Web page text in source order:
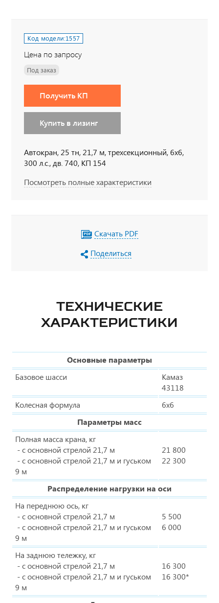
Код модели:1557
Цена по запросу
Под заказ
Получить КП
Купить в лизинг
Автокран, 25 тн, 21,7 м, трехсекционный, 6х6,
300 л.с., дв. 740, КП 154
Посмотреть полные характеристики
Скачать PDF
Поделиться
ТЕХНИЧЕСКИЕ
ХАРАКТЕРИСТИКИ
Основные параметры
Базовое шасси
Камаз
43118
Колесная формула
6х6
Параметры масс
Полная масса крана, кг
- с основной стрелой 21,7 м
- с основной стрелой 21,7 м и гуськом
9 м
21 800
22 300
Распределение нагрузки на оси
На переднюю ось, кг
- с основной стрелой 21,7 м
- с основной стрелой 21,7 м и гуськом
9 м
5 500
6 000
На заднюю тележку, кг
- с основной стрелой 21,7 м
- с основной стрелой 21,7 м и гуськом
9 м
16 300
16 300*